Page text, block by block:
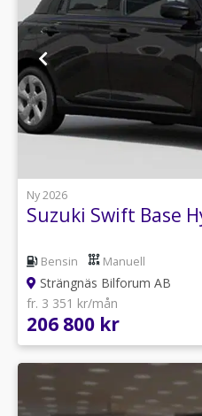
Ny 2026
Suzuki Swift Base
Bensin Manuell
Strängnäs Bilforum AB
fr. 3 351 kr/mån
206 800 kr